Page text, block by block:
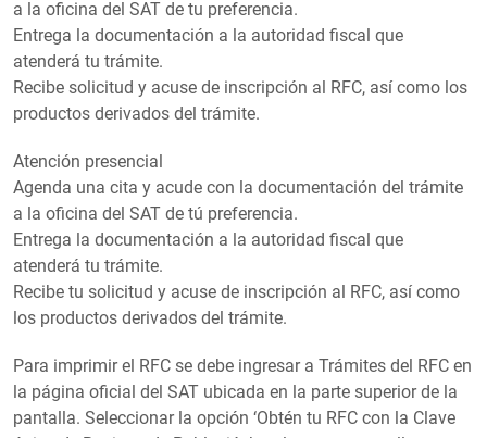
a la oficina del SAT de tu preferencia.
Entrega la documentación a la autoridad fiscal que
atenderá tu trámite.
Recibe solicitud y acuse de inscripción al RFC, así como los
productos derivados del trámite.
Atención presencial
Agenda una cita y acude con la documentación del trámite
a la oficina del SAT de tú preferencia.
Entrega la documentación a la autoridad fiscal que
atenderá tu trámite.
Recibe tu solicitud y acuse de inscripción al RFC, así como
los productos derivados del trámite.
Para imprimir el RFC se debe ingresar a Trámites del RFC en
la página oficial del SAT ubicada en la parte superior de la
pantalla. Seleccionar la opción ‘Obtén tu RFC con la Clave